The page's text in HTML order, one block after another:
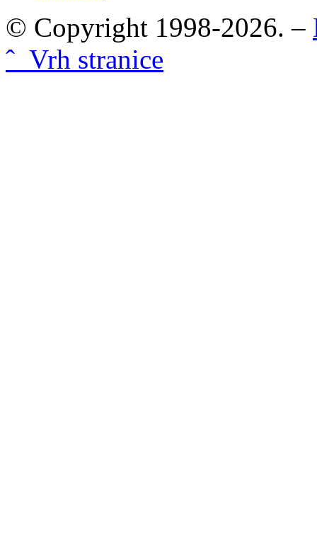
© Copyright 1998-2026. –
ˆ Vrh stranice